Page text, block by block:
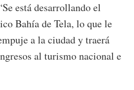
está desarrollando el
Bahía de Tela, lo que le
a la ciudad y traerá
al turismo nacional e